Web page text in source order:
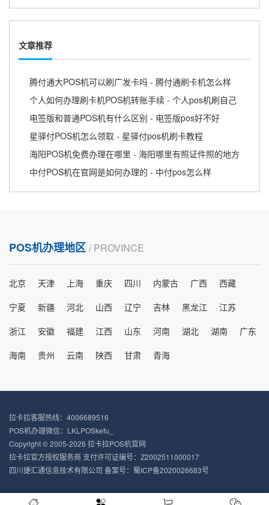
文章推荐
腾付通大POS机可以刷广发卡吗 - 腾付通刷卡机怎么样
个人如何办理刷卡机POS机转账手续 - 个人pos机刷自己
电签版和普通POS机有什么区别 - 电签版pos好不好
星驿付POS机怎么领取 - 星驿付pos机刷卡教程
海阳POS机免费办理在哪里 - 海阳哪里有照证件照的地方
中付POS机在官网是如何办理的 - 中付pos怎么样
POS机办理地区 / PROVINCE
北京 天津 上海 重庆 四川 内蒙古 广西
西藏
宁夏
新疆 河北 山西 辽宁 吉林 黑龙江
江苏
浙江
安徽 福建 江西 山东 河南 湖北 湖南
广东
海南
贵州 云南 陕西 甘肃 青海
拉卡拉客服热线：4006689516
POS机办理微信：LKLPOSkefu_
Copyright © 2005-2026 拉卡拉POS机官网
拉卡拉官方授权服务商 支付许可证编号：Z2002511000017
四川捷汇通信息技术有限公司 备案号： 蜀ICP备2020026683号